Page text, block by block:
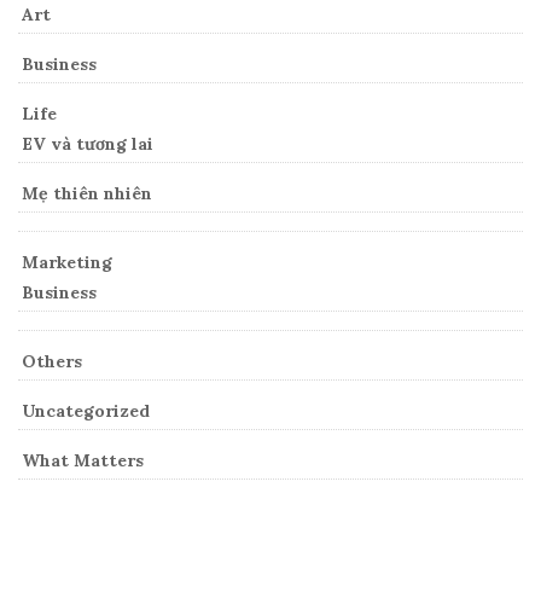
Art
Business
Life
EV và tương lai
Mẹ thiên nhiên
Marketing
Business
Others
Uncategorized
What Matters